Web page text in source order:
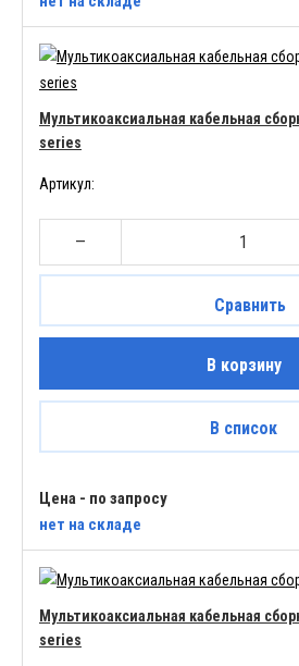
Мультикоаксиальная кабельная
series
Артикул:
–
Сравнить
В корзину
В список
Цена - по запросу
нет на складе
Мультикоаксиальная кабельная
series